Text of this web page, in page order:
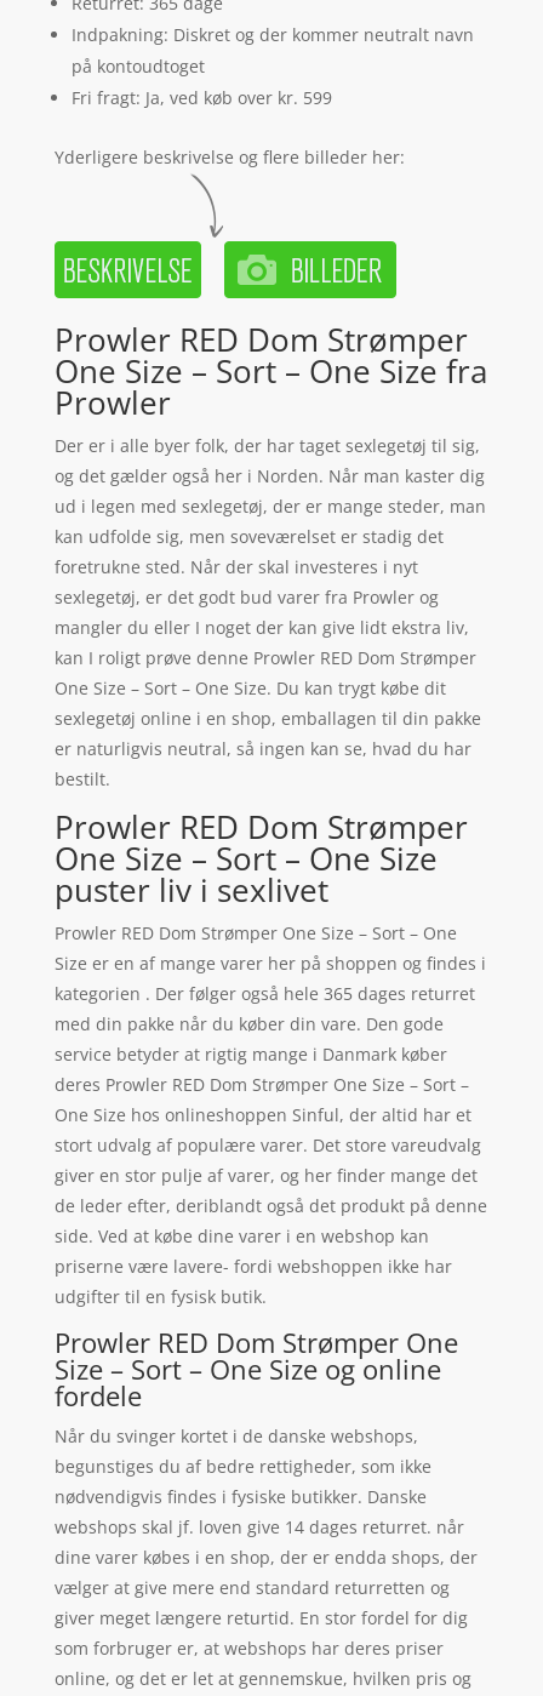
Indpakning: Diskret og der kommer neutralt navn
på kontoudtoget
Fri fragt: Ja, ved køb over kr. 599
Yderligere beskrivelse og flere billeder her:
Prowler RED Dom Strømper
One Size – Sort – One Size fra
Prowler
Der er i alle byer folk, der har taget sexlegetøj til sig,
og det gælder også her i Norden. Når man kaster dig
ud i legen med sexlegetøj, der er mange steder, man
kan udfolde sig, men soveværelset er stadig det
foretrukne sted. Når der skal investeres i nyt
sexlegetøj, er det godt bud varer fra Prowler og
mangler du eller I noget der kan give lidt ekstra liv,
kan I roligt prøve denne Prowler RED Dom Strømper
One Size – Sort – One Size. Du kan trygt købe dit
sexlegetøj online i en shop, emballagen til din pakke
er naturligvis neutral, så ingen kan se, hvad du har
bestilt.
Prowler RED Dom Strømper
One Size – Sort – One Size
puster liv i sexlivet
Prowler RED Dom Strømper One Size – Sort – One
Size er en af mange varer her på shoppen og findes i
kategorien . Der følger også hele 365 dages returret
med din pakke når du køber din vare. Den gode
service betyder at rigtig mange i Danmark køber
deres Prowler RED Dom Strømper One Size – Sort –
One Size hos onlineshoppen Sinful, der altid har et
stort udvalg af populære varer. Det store vareudvalg
giver en stor pulje af varer, og her finder mange det
de leder efter, deriblandt også det produkt på denne
side. Ved at købe dine varer i en webshop kan
priserne være lavere- fordi webshoppen ikke har
udgifter til en fysisk butik.
Prowler RED Dom Strømper One
Size – Sort – One Size og online
fordele
Når du svinger kortet i de danske webshops,
begunstiges du af bedre rettigheder, som ikke
nødvendigvis findes i fysiske butikker. Danske
webshops skal jf. loven give 14 dages returret. når
dine varer købes i en shop, der er endda shops, der
vælger at give mere end standard returretten og
giver meget længere returtid. En stor fordel for dig
som forbruger er, at webshops har deres priser
online, og det er let at gennemskue, hvilken pris og